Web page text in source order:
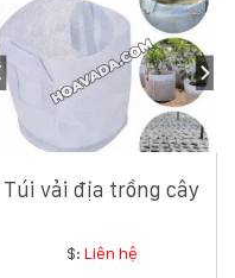
Túi vải địa trồng cây
$: Liên hệ